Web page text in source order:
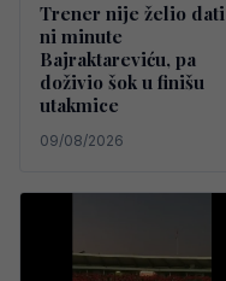
Trener nije želio dati
ni minute
Bajraktareviću, pa
doživio šok u finišu
utakmice
09/08/2026